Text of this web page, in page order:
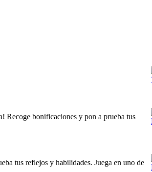
Recoge bonificaciones y pon a prueba tus
tus reflejos y habilidades. Juega en uno de